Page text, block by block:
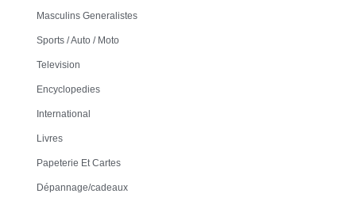
Masculins Generalistes
Sports / Auto / Moto
Television
Encyclopedies
International
Livres
Papeterie Et Cartes
Dépannage/cadeaux